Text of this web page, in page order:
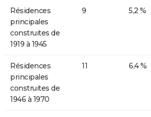
Résidences
principales
construites de
1919 à 1945
9 5,2 %
Résidences
principales
construites de
1946 à 1970
11 6,4 %